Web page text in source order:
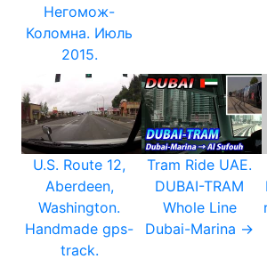
Негомож-
Коломна. Июль
2015.
U.S. Route 12,
Aberdeen,
Washington.
Handmade gps-
track.
Tram Ride UAE.
DUBAI-TRAM
Whole Line
Dubai-Marina →